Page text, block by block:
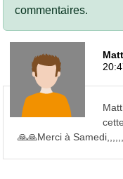
commentaires.
🙏🙏Merci à Samedi,,,,,,